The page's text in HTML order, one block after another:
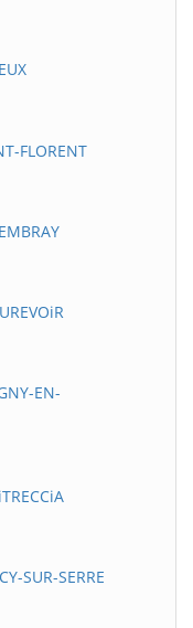
FLORENT
EN-
SUR-SERRE